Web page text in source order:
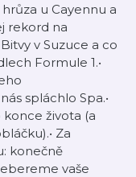
u Cayennu a
rekord na
v Suzuce a co
Formule 1.•
spláchlo Spa.•
života (a
Za
konečně
vaše